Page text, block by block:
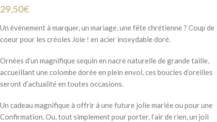
29,50€
Un évènement à marquer, un mariage, une fête chrétienne ? Coup de
coeur pour les créoles Joie ! en acier inoxydable doré.
Ornées d’un magnifique sequin en nacre naturelle de grande taille,
accueillant une colombe dorée en plein envol, ces boucles d’oreilles
seront d’actualité en toutes occasions.
Un cadeau magnifique à offrir à une future jolie mariée ou pour une
Confirmation. Ou, tout simplement pour porter, l’air de rien, un joli